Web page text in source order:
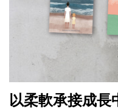
以柔軟承接成長